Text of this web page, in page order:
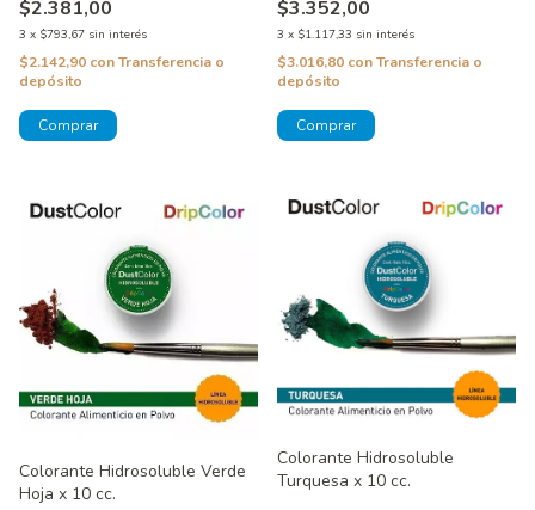
$2.381,00
3 x $793,67 sin interés
$2.142,90 conTransferencia o
depósito
$3.352,00
3 x $1.117,33 sin interés
$3.016,80 conTransferencia o
depósito
Colorante Hidrosoluble Verde
Hoja x 10 cc.
Colorante Hidrosoluble
Turquesa x 10 cc.